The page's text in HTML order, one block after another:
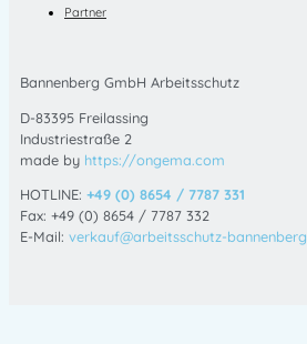
Partner
Bannenberg GmbH Arbeitsschutz
D-83395 Freilassing
Industriestraße 2
made by https://ongema.com
HOTLINE: +49 (0) 8654 / 7787 331
Fax: +49 (0) 8654 / 7787 332
E-Mail: verkauf@arbeitsschutz-